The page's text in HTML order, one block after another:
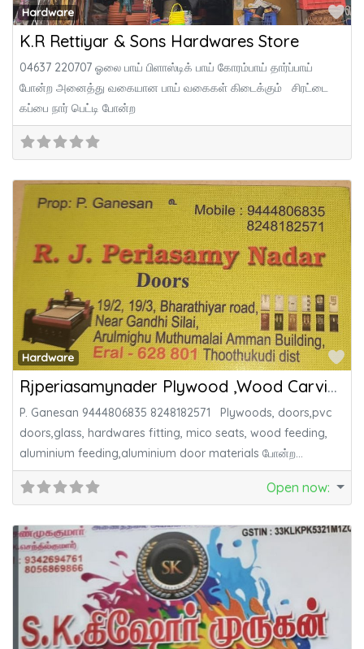
Hardware
K.R Rettiyar & Sons Hardwares Store
04637 220707 ஓலை பாய் பிளாஸ்டிக் பாய் கோரம்பாய் தார்ப்பாய்
போன்ற அனைத்து வகையான பாய் வகைகள் கிடைக்கும் சிரட்டை
கப்பை நார் பெட்டி போன்ற
Hardware
Rjperiasamynader Plywood ,Wood Carving and Membrane Door factory
P. Ganesan 9444806835 8248182571 Plywoods, doors,pvc
doors,glass, hardwares fitting, mico seats, wood feeding,
aluminium feeding,aluminium door materials போன்ற
அனைத்து
Open now: